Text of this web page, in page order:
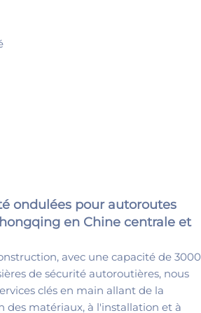
ondulées pour autoroutes
en Chine centrale et
avec une capacité de 3000
de sécurité autoroutières, nous
clés en main allant de la
des matériaux, à l'installation et à
en Chine centrale et
de Chongqing en
pour Libéria, Soudan du
balconde China Resources
de clôture et de garde-